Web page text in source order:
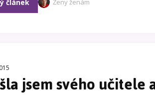
článek Ženy ženám
jsem svého